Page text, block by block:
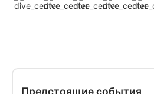
Предстоящие события